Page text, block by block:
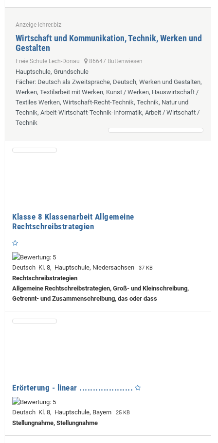
Anzeige lehrer.biz
Wirtschaft und Kommunikation, Technik, Werken und
Gestalten
Freie Schule Lech-Donau 86647 Buttenwiesen
Hauptschule, Grundschule
Fächer: Deutsch als Zweitsprache, Deutsch, Werken und Gestalten,
Werken, Textilarbeit mit Werken, Kunst / Werken, Hauswirtschaft /
Textiles Werken, Wirtschaft-Recht-Technik, Technik, Natur und
Technik, Arbeit-Wirtschaft-Technik-Informatik, Arbeit / Wirtschaft /
Technik
Klasse 8 Klassenarbeit Allgemeine
Rechtschreibstrategien
Deutsch Kl. 8, Hauptschule, Niedersachsen 37 KB
Rechtschreibstrategien
Allgemeine Rechtschreibstrategien, Groß- und Kleinschreibung,
Getrennt- und Zusammenschreibung, das oder dass
Erörterung - linear ....................
Deutsch Kl. 8, Hauptschule, Bayern 25 KB
Stellungnahme, Stellungnahme